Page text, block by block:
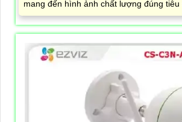
mang đến hình ảnh chất lượng đúng tiêu